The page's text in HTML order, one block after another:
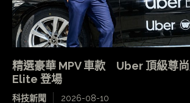
精選豪華 MPV 車款 Uber 頂級尊
Elite 登場
科技新聞 2026-08-10